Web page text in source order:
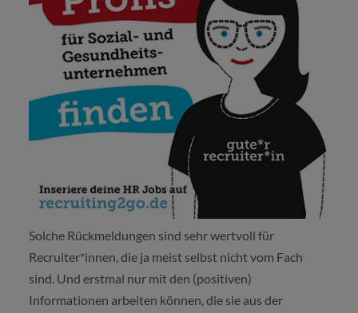
Solche Rückmeldungen sind sehr wertvoll für
Recruiter*innen, die ja meist selbst nicht vom Fach
sind. Und erstmal nur mit den (positiven)
Informationen arbeiten können, die sie aus der